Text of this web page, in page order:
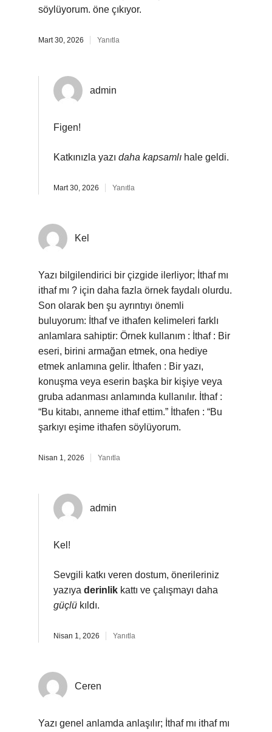
söylüyorum. öne çıkıyor.
Mart 30, 2026 Yanıtla
admin
Figen!
Katkınızla yazı daha kapsamlı hale geldi.
Mart 30, 2026 Yanıtla
Kel
Yazı bilgilendirici bir çizgide ilerliyor; İthaf mı
ithaf mı ? için daha fazla örnek faydalı olurdu.
Son olarak ben şu ayrıntıyı önemli
buluyorum: İthaf ve ithafen kelimeleri farklı
anlamlara sahiptir: Örnek kullanım : İthaf : Bir
eseri, birini armağan etmek, ona hediye
etmek anlamına gelir. İthafen : Bir yazı,
konuşma veya eserin başka bir kişiye veya
gruba adanması anlamında kullanılır. İthaf :
“Bu kitabı, anneme ithaf ettim.” İthafen : “Bu
şarkıyı eşime ithafen söylüyorum.
Nisan 1, 2026 Yanıtla
admin
Kel!
Sevgili katkı veren dostum, önerileriniz
yazıya derinlik kattı ve çalışmayı daha
güçlü kıldı.
Nisan 1, 2026 Yanıtla
Ceren
Yazı genel anlamda anlaşılır; İthaf mı ithaf mı